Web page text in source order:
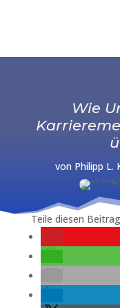
Wie
von Philipp L.
Teile diesen